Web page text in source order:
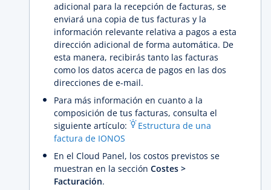
adicional para la recepción de facturas, se
enviará una copia de tus facturas y la
información relevante relativa a pagos a esta
dirección adicional de forma automática. De
esta manera, recibirás tanto las facturas
como los datos acerca de pagos en las dos
direcciones de e-mail.
Para más información en cuanto a la
composición de tus facturas, consulta el
siguiente artículo:
Estructura de una
factura de IONOS
En el Cloud Panel, los costos previstos se
muestran en la sección Costes >
Facturación.